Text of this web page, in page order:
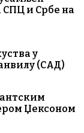
СПЦ и Србе на
у
(САД)
Џексоном